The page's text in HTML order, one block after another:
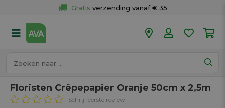
Gratis ophalen en retour in je winkel
Voor 18u besteld op werkdagen,
vandaag verzonden.
Floristen Crêpepapier Oranje 50cm x 2,5m
Schrijf eerste review